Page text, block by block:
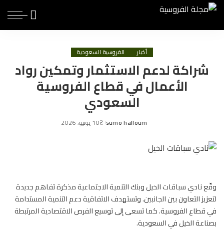
أخبار الفروسية السعودية
شراكة لدعم الاستثمار وتمكين رواد
الأعمال في قطاع الفروسية
السعودي
Posted
sumo halloum 10 يونيو، 2026
وقّع نادي سباقات الخيل وبنك التنمية الاجتماعية مذكرة تفاهم جديدة
لتعزيز التعاون بين الجانبين. وتستهدف الاتفاقية دعم التنمية المستدامة
في قطاع الفروسية. كما تسعى إلى توسيع الفرص الاقتصادية المرتبطة
بصناعة الخيل في السعودية.